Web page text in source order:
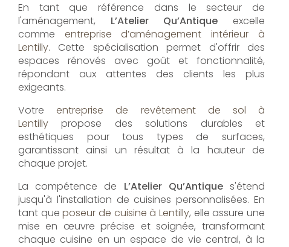
En tant que référence dans le secteur de
l'aménagement, L’Atelier Qu’Antique excelle
comme entreprise d’aménagement intérieur à
Lentilly. Cette spécialisation permet d'offrir des
espaces rénovés avec goût et fonctionnalité,
répondant aux attentes des clients les plus
exigeants.
Votreentreprise de revêtement de sol à
Lentilly propose des solutions durables et
esthétiques pour tous types de surfaces,
garantissant ainsi un résultat à la hauteur de
chaque projet.
La compétence de L’Atelier Qu’Antiques'étend
jusqu'à l'installation de cuisines personnalisées. En
tant queposeur de cuisine à Lentilly, elle assure une
mise en œuvre précise et soignée, transformant
chaque cuisine en un espace de vie central, à la